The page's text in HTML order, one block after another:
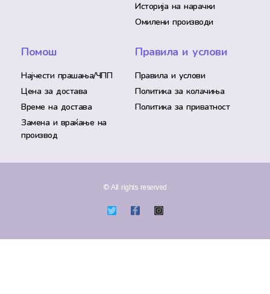
Историја на нарачки
Омилени производи
Помош
Најчести прашања/ЧПП
Цена за достава
Време на достава
Замена и враќање на
производ
Правила и услови
Правила и услови
Политика за колачиња
Политика за приватност
© All rights reserved